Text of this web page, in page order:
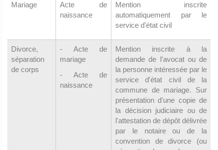
Mariage
Acte de
naissance
Mention inscrite
automatiquement par le
service d'état civil
Divorce,
séparation
de corps
- Acte de
mariage
- Acte de
naissance
Mention inscrite à la
demande de l'avocat ou de
la personne intéressée par le
service d'état civil de la
commune de mariage. Sur
présentation d'une copie de
la décision judiciaire ou de
l'attestation de dépôt délivrée
par le notaire ou de la
convention de divorce (ou